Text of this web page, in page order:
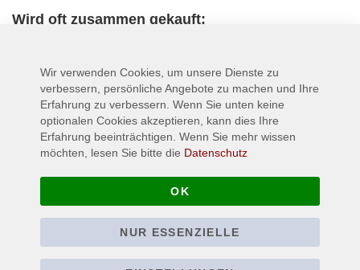
Wird oft zusammen gekauft:
Wir verwenden Cookies, um unsere Dienste zu
verbessern, persönliche Angebote zu machen und Ihre
Erfahrung zu verbessern. Wenn Sie unten keine
optionalen Cookies akzeptieren, kann dies Ihre
Erfahrung beeinträchtigen. Wenn Sie mehr wissen
möchten, lesen Sie bitte die Datenschutz
OK
NUR ESSENZIELLE